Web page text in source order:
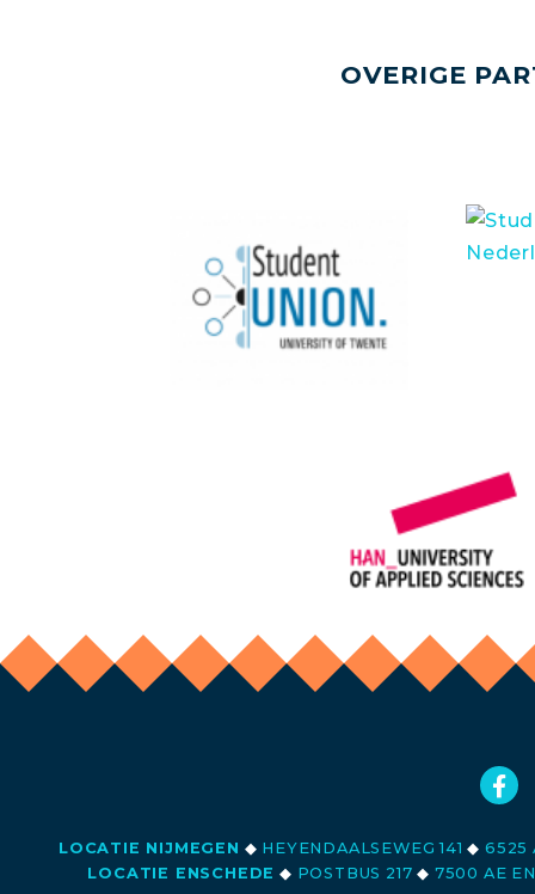
OVERIGE
LOCATIE NIJMEGEN ◆ HEYENDAALSEWEG 141◆ 6525
LOCATIE ENSCHEDE ◆ POSTBUS 217◆ 7500 AE